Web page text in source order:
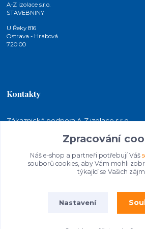
A-Z izolace s.r.o.
STAVEBNINY
U Řeky 816
Ostrava - Hrabová
720 00
Kontakty
Zákaznická podpora A-Z izolace s.r.o.
jakubkaleta@azizolace.cz
Zpracování
Náš e-shop a partneři potřebují Váš
souborů cookies, aby Vám mohli
týkající se Vašich
Nastavení